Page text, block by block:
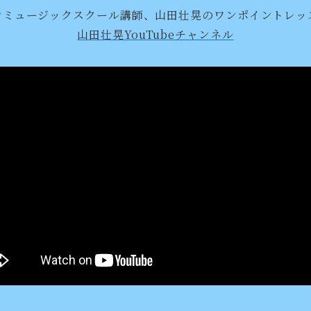
ュージックスクール講師、山田壮晃のワンポイントレッ
山田壮晃YouTubeチャンネル